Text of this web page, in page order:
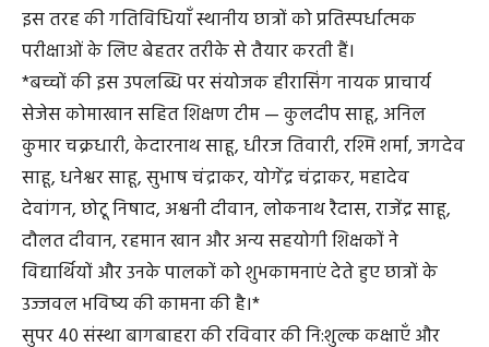
इस तरह की गतिविधियाँ स्थानीय छात्रों को प्रतिस्पर्धात्मक
परीक्षाओं के लिए बेहतर तरीके से तैयार करती हैं।
*बच्चों की इस उपलब्धि पर संयोजक हीरासिंग नायक प्राचार्य
सेजेस कोमाखान सहित शिक्षण टीम — कुलदीप साहू, अनिल
कुमार चक्रधारी, केदारनाथ साहू, धीरज तिवारी, रश्मि शर्मा, जगदेव
साहू, धनेश्वर साहू, सुभाष चंद्राकर, योगेंद्र चंद्राकर, महादेव
देवांगन, छोटू निषाद, अश्वनी दीवान, लोकनाथ रैदास, राजेंद्र साहू,
दौलत दीवान, रहमान खान और अन्य सहयोगी शिक्षकों ने
विद्यार्थियों और उनके पालकों को शुभकामनाएं देते हुए छात्रों के
उज्जवल भविष्य की कामना की है।*
सुपर 40 संस्था बागबाहरा की रविवार की नि:शुल्क कक्षाएँ और